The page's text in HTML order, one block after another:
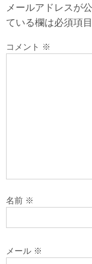
メールアドレスが
ている欄は必須項
コメント ※
名前 ※
メール ※